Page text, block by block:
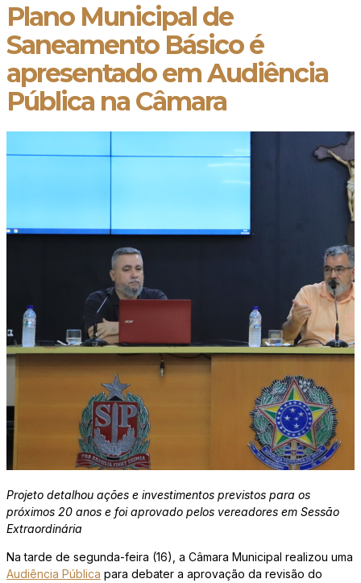
Plano Municipal de
Saneamento Básico é
apresentado em Audiência
Pública na Câmara
Projeto detalhou ações e investimentos previstos para os
próximos 20 anos e foi aprovado pelos vereadores em Sessão
Extraordinária
Na tarde de segunda-feira (16), a Câmara Municipal realizou uma
Audiência Pública para debater a aprovação da revisão do